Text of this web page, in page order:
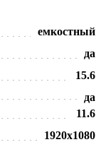
емкостный
да
15.6
да
11.6
1920х1080